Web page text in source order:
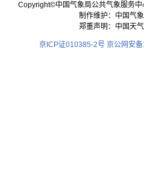
Copyright©中国气象局公共气象服务
制作维护：中国气
郑重声明：中国天
京ICP证010385-2号 京公网安